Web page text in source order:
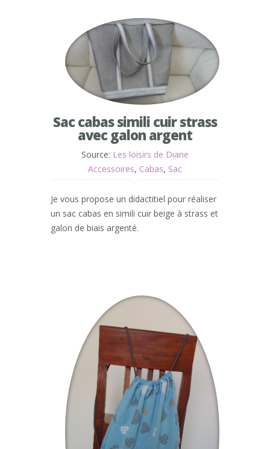
Sac cabas simili cuir strass
avec galon argent
Source: Les loisirs de Diane
Accessoires, Cabas, Sac
Je vous propose un didactitiel pour réaliser
un sac cabas en simili cuir beige à strass et
galon de biais argenté.